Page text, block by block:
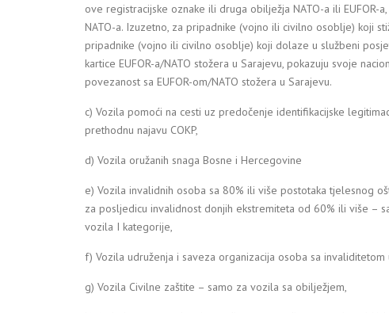
ove registracijske oznake ili druga obilježja NATO-a ili EUFOR-
NATO-a. Izuzetno, za pripadnike (vojno ili civilno osoblje) koji
pripadnike (vojno ili civilno osoblje) koji dolaze u službeni
kartice EUFOR-a/NATO stožera u Sarajevu, pokazuju svoje
povezanost sa EUFOR-om/NATO stožera u Sarajevu.
c) Vozila pomoći na cesti uz predočenje identifikacijske
prethodnu najavu COKP,
d) Vozila oružanih snaga Bosne i Hercegovine
e) Vozila invalidnih osoba sa 80% ili više postotaka tjelesnog
za posljedicu invalidnost donjih ekstremiteta od 60% ili više –
vozila I kategorije,
f) Vozila udruženja i saveza organizacija osoba sa
g) Vozila Civilne zaštite – samo za vozila sa obilježjem,